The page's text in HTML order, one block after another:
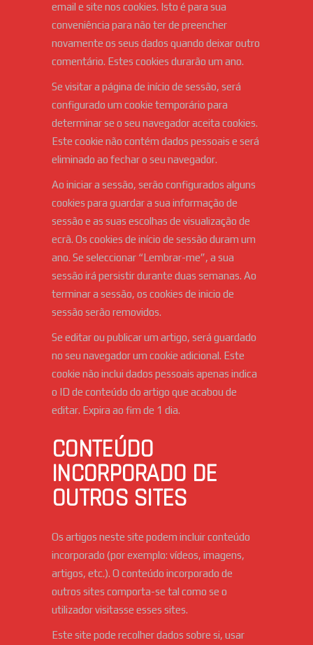
email e site nos cookies. Isto é para sua
conveniência para não ter de preencher
novamente os seus dados quando deixar outro
comentário. Estes cookies durarão um ano.
Se visitar a página de início de sessão, será
configurado um cookie temporário para
determinar se o seu navegador aceita cookies.
Este cookie não contém dados pessoais e será
eliminado ao fechar o seu navegador.
Ao iniciar a sessão, serão configurados alguns
cookies para guardar a sua informação de
sessão e as suas escolhas de visualização de
ecrã. Os cookies de início de sessão duram um
ano. Se seleccionar “Lembrar-me”, a sua
sessão irá persistir durante duas semanas. Ao
terminar a sessão, os cookies de inicio de
sessão serão removidos.
Se editar ou publicar um artigo, será guardado
no seu navegador um cookie adicional. Este
cookie não inclui dados pessoais apenas indica
o ID de conteúdo do artigo que acabou de
editar. Expira ao fim de 1 dia.
CONTEÚDO
INCORPORADO DE
OUTROS SITES
Os artigos neste site podem incluir conteúdo
incorporado (por exemplo: vídeos, imagens,
artigos, etc.). O conteúdo incorporado de
outros sites comporta-se tal como se o
utilizador visitasse esses sites.
Este site pode recolher dados sobre si, usar